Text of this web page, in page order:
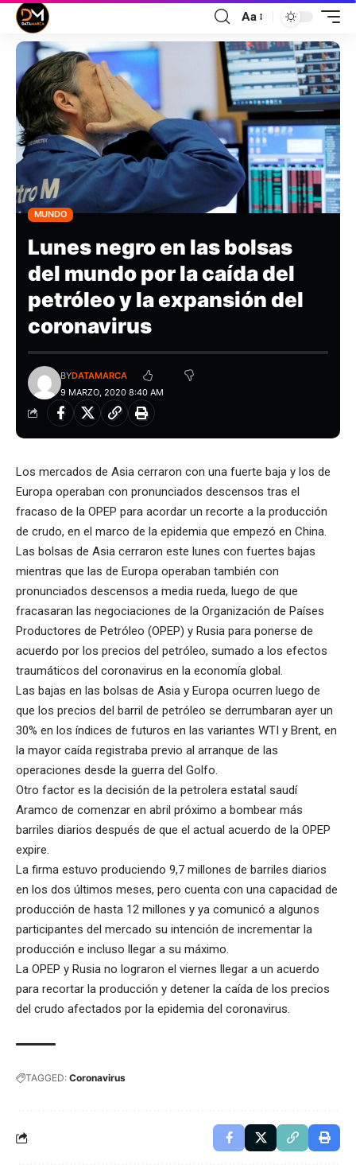
Aa
MUNDO
Lunes negro en las bolsas
del mundo por la caída del
petróleo y la expansión del
coronavirus
9 MARZO, 2020 8:40 AM
BYDATAMARCA
Los mercados de Asia cerraron con una fuerte baja y los de
Europa operaban con pronunciados descensos tras el
fracaso de la OPEP para acordar un recorte a la producción
de crudo, en el marco de la epidemia que empezó en China.
Las bolsas de Asia cerraron este lunes con fuertes bajas
mientras que las de Europa operaban también con
pronunciados descensos a media rueda, luego de que
fracasaran las negociaciones de la Organización de Países
Productores de Petróleo (OPEP) y Rusia para ponerse de
acuerdo por los precios del petróleo, sumado a los efectos
traumáticos del coronavirus en la economía global.
Las bajas en las bolsas de Asia y Europa ocurren luego de
que los precios del barril de petróleo se derrumbaran ayer un
30% en los índices de futuros en las variantes WTI y Brent, en
la mayor caída registraba previo al arranque de las
operaciones desde la guerra del Golfo.
Otro factor es la decisión de la petrolera estatal saudí
Aramco de comenzar en abril próximo a bombear más
barriles diarios después de que el actual acuerdo de la OPEP
expire.
La firma estuvo produciendo 9,7 millones de barriles diarios
en los dos últimos meses, pero cuenta con una capacidad de
producción de hasta 12 millones y ya comunicó a algunos
participantes del mercado su intención de incrementar la
producción e incluso llegar a su máximo.
La OPEP y Rusia no lograron el viernes llegar a un acuerdo
para recortar la producción y detener la caída de los precios
del crudo afectados por la epidemia del coronavirus.
TAGGED: Coronavirus